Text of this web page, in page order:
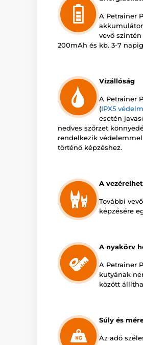
A Petrainer
vevő
200mAh és kb. 3-7
Vízállóság
A Petrainer
(IPX5
esetén
nedves szőrzet
rendelkezik
történő képzéshez.
A
További
képzésére
A nyakörv
A Petrainer
kutyának
között
Súly és
Az adó